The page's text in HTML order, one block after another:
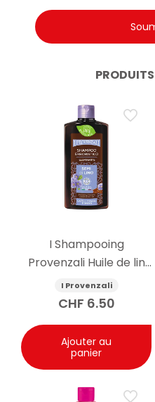
I Shampooing
Provenzali Huile de lin
250ml
I Provenzali
CHF 6.50
Ajouter au
panier